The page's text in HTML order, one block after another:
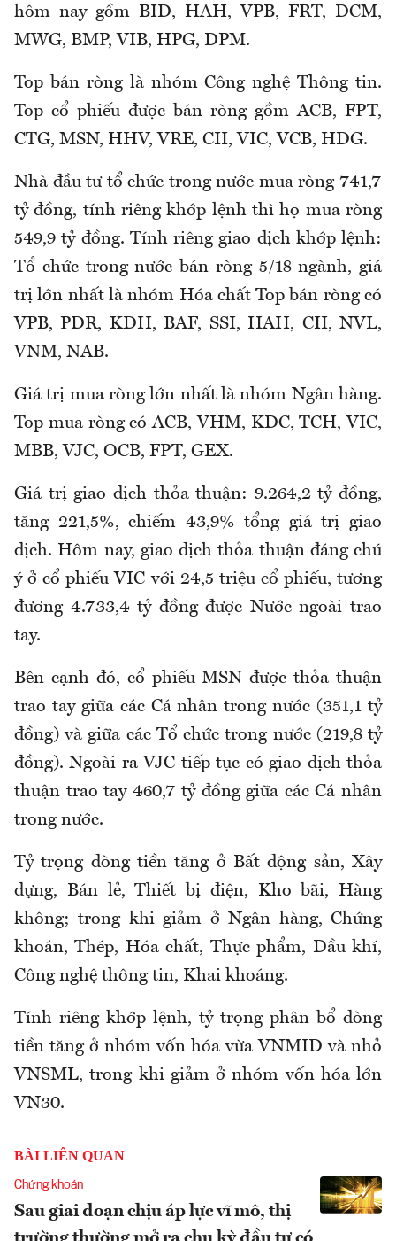
hôm nay gồm BID, HAH, VPB, FRT, DCM,
MWG, BMP, VIB, HPG, DPM.
Top bán ròng là nhóm Công nghệ Thông tin.
Top cổ phiếu được bán ròng gồm ACB, FPT,
CTG, MSN, HHV, VRE, CII, VIC, VCB, HDG.
Nhà đầu tư tổ chức trong nước mua ròng 741,7
tỷ đồng, tính riêng khớp lệnh thì họ mua ròng
549,9 tỷ đồng. Tính riêng giao dịch khớp lệnh:
Tổ chức trong nước bán ròng 5/18 ngành, giá
trị lớn nhất là nhóm Hóa chất Top bán ròng có
VPB, PDR, KDH, BAF, SSI, HAH, CII, NVL,
VNM, NAB.
Giá trị mua ròng lớn nhất là nhóm Ngân hàng.
Top mua ròng có ACB, VHM, KDC, TCH, VIC,
MBB, VJC, OCB, FPT, GEX.
Giá trị giao dịch thỏa thuận: 9.264,2 tỷ đồng,
tăng 221,5%, chiếm 43,9% tổng giá trị giao
dịch. Hôm nay, giao dịch thỏa thuận đáng chú
ý ở cổ phiếu VIC với 24,5 triệu cổ phiếu, tương
đương 4.733,4 tỷ đồng được Nước ngoài trao
tay.
Bên cạnh đó, cổ phiếu MSN được thỏa thuận
trao tay giữa các Cá nhân trong nước (351,1 tỷ
đồng) và giữa các Tổ chức trong nước (219,8 tỷ
đồng). Ngoài ra VJC tiếp tục có giao dịch thỏa
thuận trao tay 460,7 tỷ đồng giữa các Cá nhân
trong nước.
Tỷ trọng dòng tiền tăng ở Bất động sản, Xây
dựng, Bán lẻ, Thiết bị điện, Kho bãi, Hàng
không; trong khi giảm ở Ngân hàng, Chứng
khoán, Thép, Hóa chất, Thực phẩm, Dầu khí,
Công nghệ thông tin, Khai khoáng.
Tính riêng khớp lệnh, tỷ trọng phân bổ dòng
tiền tăng ở nhóm vốn hóa vừa VNMID và nhỏ
VNSML, trong khi giảm ở nhóm vốn hóa lớn
VN30.
BÀI LIÊN QUAN
Chứng khoán
Sau giai đoạn chịu áp lực vĩ mô, thị